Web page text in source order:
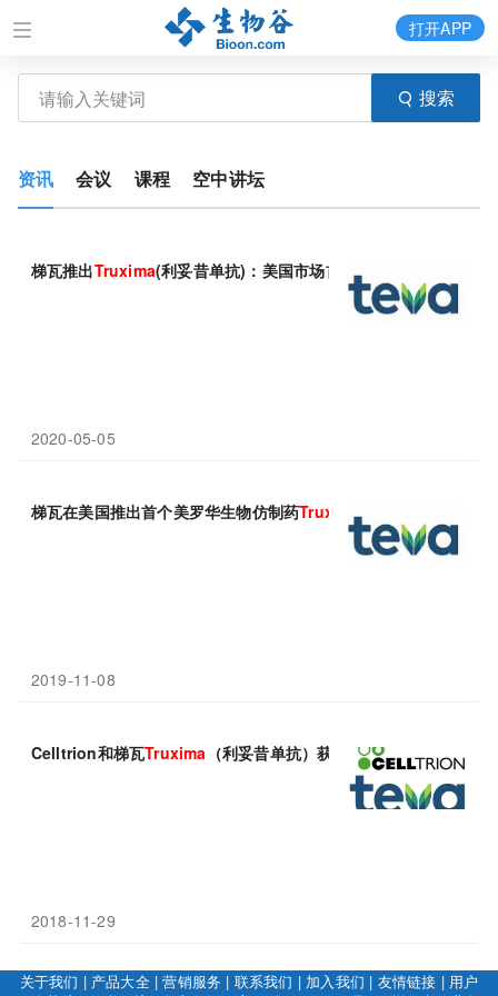
搜索
打开APP
资讯 会议 课程 空中讲坛
梯瓦推出Truxima(利妥昔单抗)：美国市场首个治疗类风湿性关节
2020-05-05
梯瓦在美国推出首个美罗华生物仿制药Truxima，罗氏三大王牌生
2019-11-08
Celltrion和梯瓦Truxima （利妥昔单抗）获美国FDA批准
2018-11-29
关于我们 | 产品大全|营销服务 | 联系我们 | 加入我们 | 友情链接 | 用户